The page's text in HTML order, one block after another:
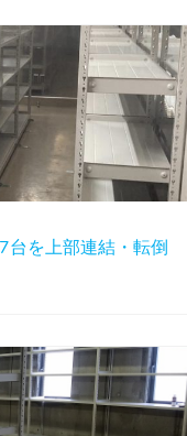
台を上部連結・転倒